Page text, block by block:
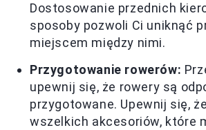
Dostosowanie przednich
sposoby pozwoli Ci uniknąć
miejscem między nimi.
Przygotowanie rowerów:
upewnij się, że rowery są
przygotowane. Upewnij się,
wszelkich akcesoriów, które